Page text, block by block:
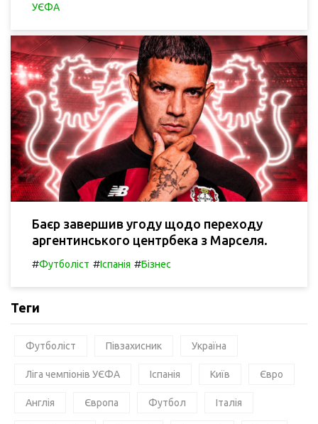
УЄФА
Баєр завершив угоду щодо переходу
аргентинського центрбека з Марселя.
#Футболіст #Іспанія #Бізнес
Теги
Футболіст Півзахисник Україна
Ліга чемпіонів УЄФА Іспанія Київ Євро
Англія Європа Футбол Італія